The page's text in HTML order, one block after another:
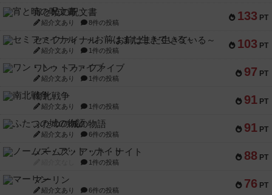
133 PT
宵と暁の呪文書
紹介文あり 8件の投稿
103 PT
セミファイナル ～お前はまだ生きている～
紹介文あり 1件の投稿
97 PT
ワン・トゥ・ファイブ
紹介文あり 1件の投稿
91 PT
南北戦争
紹介文あり 1件の投稿
91 PT
ふたつの城の物語
紹介文あり 6件の投稿
88 PT
ノームズ・アット・ナイト
1件の投稿
76 PT
マーリン
紹介文あり 6件の投稿